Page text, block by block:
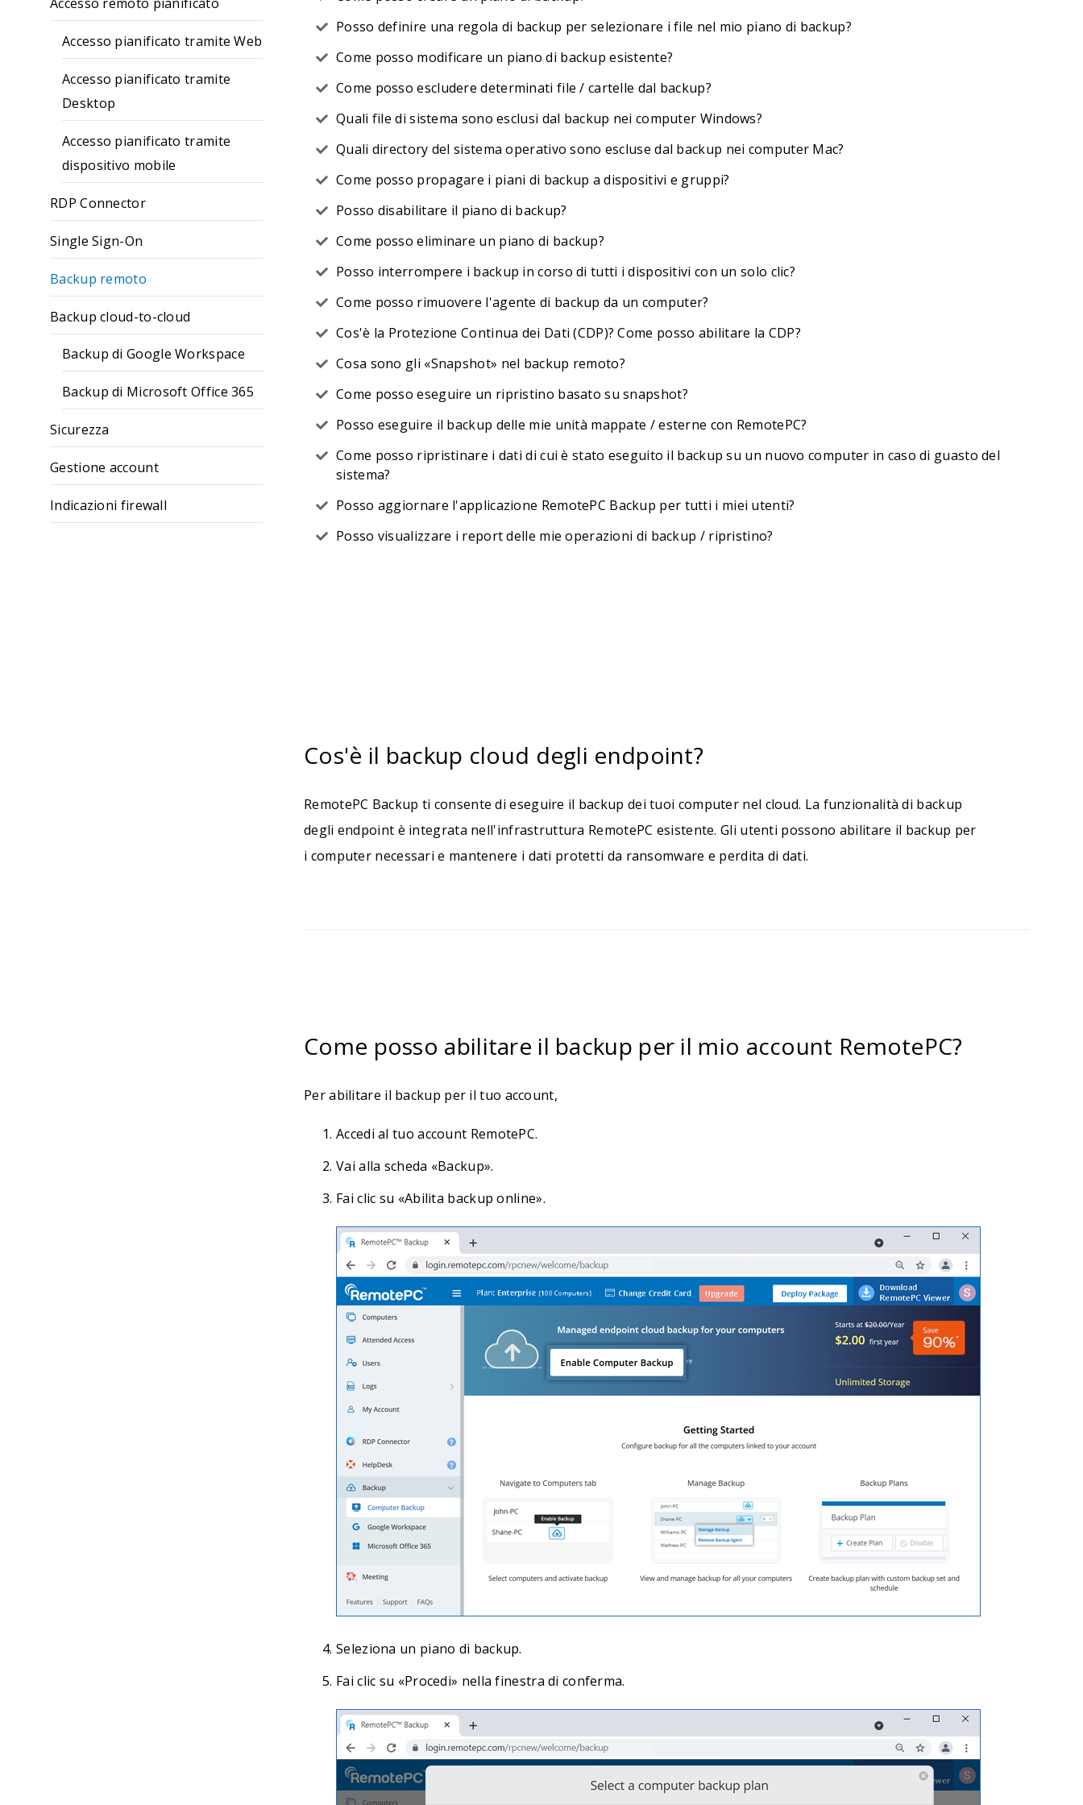
Accesso pianificato tramite Web
Accesso pianificato tramite
Desktop
Accesso pianificato tramite
dispositivo mobile
RDP Connector
Single Sign-On
Backup remoto
Backup cloud-to-cloud
Backup di Google Workspace
Backup di Microsoft Office 365
Sicurezza
Gestione account
Indicazioni firewall
Posso definire una regola di backup per selezionare i file nel mio piano di backup?
Come posso modificare un piano di backup esistente?
Come posso escludere determinati file / cartelle dal backup?
Quali file di sistema sono esclusi dal backup nei computer Windows?
Quali directory del sistema operativo sono escluse dal backup nei computer Mac?
Come posso propagare i piani di backup a dispositivi e gruppi?
Posso disabilitare il piano di backup?
Come posso eliminare un piano di backup?
Posso interrompere i backup in corso di tutti i dispositivi con un solo clic?
Come posso rimuovere l'agente di backup da un computer?
Cos'è la Protezione Continua dei Dati (CDP)? Come posso abilitare la CDP?
Cosa sono gli «Snapshot» nel backup remoto?
Come posso eseguire un ripristino basato su snapshot?
Posso eseguire il backup delle mie unità mappate / esterne con RemotePC?
Come posso ripristinare i dati di cui è stato eseguito il backup su un nuovo computer in caso di guasto del
sistema?
Posso aggiornare l'applicazione RemotePC Backup per tutti i miei utenti?
Posso visualizzare i report delle mie operazioni di backup / ripristino?
Cos'è il backup cloud degli endpoint?
RemotePC Backup ti consente di eseguire il backup dei tuoi computer nel cloud. La funzionalità di backup
degli endpoint è integrata nell'infrastruttura RemotePC esistente. Gli utenti possono abilitare il backup per
i computer necessari e mantenere i dati protetti da ransomware e perdita di dati.
Come posso abilitare il backup per il mio account RemotePC?
Per abilitare il backup per il tuo account,
Accedi al tuo account RemotePC.
Vai alla scheda «Backup».
Fai clic su «Abilita backup online».
Seleziona un piano di backup.
Fai clic su «Procedi» nella finestra di conferma.